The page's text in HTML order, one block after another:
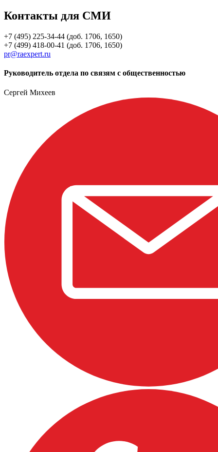
Контакты для СМИ
+7 (495) 225-34-44 (доб. 1706, 1650)
+7 (499) 418-00-41 (доб. 1706, 1650)
pr@raexpert.ru
Руководитель отдела по связям с общественностью
Сергей Михеев